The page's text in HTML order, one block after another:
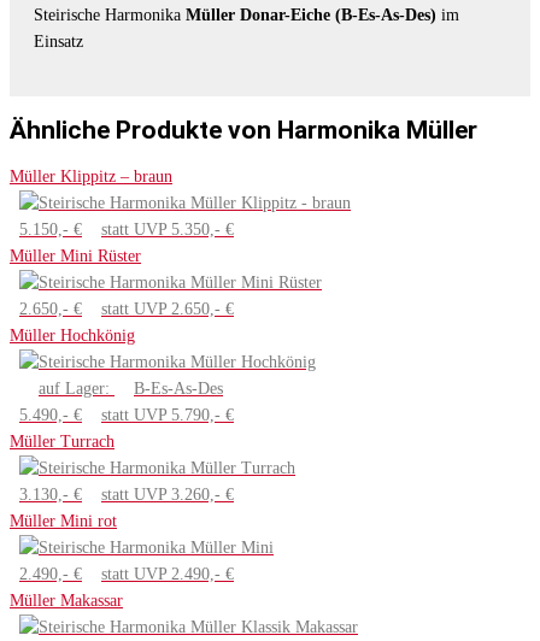
Steirische Harmonika Müller Donar-Eiche (B-Es-As-Des) im
Einsatz
Ähnliche Produkte von Harmonika Müller
Müller Klippitz – braun
5.150,- €
statt UVP 5.350,- €
Müller Mini Rüster
2.650,- €
statt UVP 2.650,- €
Müller Hochkönig
auf Lager:
B-Es-As-Des
5.490,- €
statt UVP 5.790,- €
Müller Turrach
3.130,- €
statt UVP 3.260,- €
Müller Mini rot
2.490,- €
statt UVP 2.490,- €
Müller Makassar